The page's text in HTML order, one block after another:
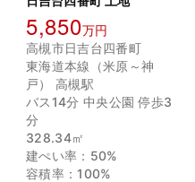
5,850万円
高槻市日吉台四番町
東海道本線（米原～神
戸） 高槻駅
バス14分 中央公園 停歩3
分
328.34㎡
建ぺい率：50%
容積率：100%